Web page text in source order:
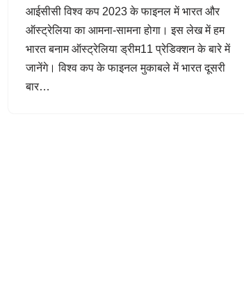
आईसीसी विश्व कप 2023 के फाइनल में भारत और
ऑस्ट्रेलिया का आमना-सामना होगा। इस लेख में हम
भारत बनाम ऑस्ट्रेलिया ड्रीम11 प्रेडिक्शन के बारे में
जानेंगे। विश्व कप के फाइनल मुकाबले में भारत दूसरी
बार…